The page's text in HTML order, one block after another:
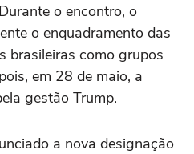
o encontro, o
o enquadramento das
brasileiras como grupos
em 28 de maio, a
gestão Trump.
a nova designação